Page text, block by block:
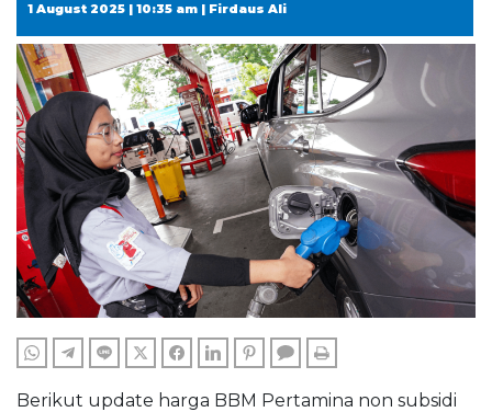
1 August 2025 | 10:35 am | Firdaus Ali
WHATSAPPTELEGRAM
LINE TWITTERFACEBOOKLINKEDINPINTERESTCOMMENTS
Berikut update harga BBM Pertamina non subsidi